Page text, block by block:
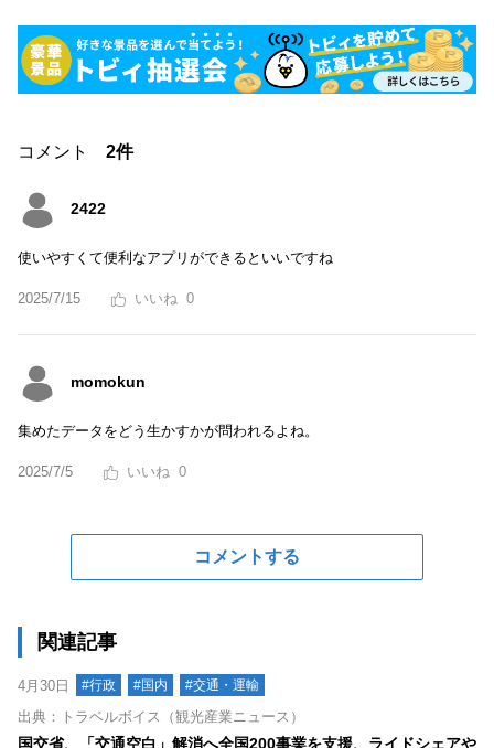
コメント 2件
2422
使いやすくて便利なアプリができるといいですね
2025/7/15 0
momokun
集めたデータをどう生かすかが問われるよね。
2025/7/5 0
コメントする
関連記事
4月30日 #行政 #国内 #交通・運輸
出典：トラベルボイス（観光産業ニュース）
国交省、「交通空白」解消へ全国200事業を支援、ライドシェアや